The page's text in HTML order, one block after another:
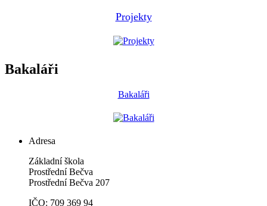
Projekty
Bakaláři
Bakaláři
Adresa
Základní škola
Prostřední Bečva
Prostřední Bečva 207
IČO: 709 369 94